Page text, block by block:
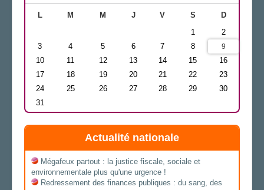
L M M J V S
D
1
2
3
4 5 6 7 8 9
10 11 12 13 14 15
16
17
18 19 20 21 22
23
24
25 26 27 28 29
30
31
Actualité nationale
Mégafeux partout : la justice fiscale, sociale et
environnementale plus qu'une urgence !
Redressement des finances publiques : du sang, des